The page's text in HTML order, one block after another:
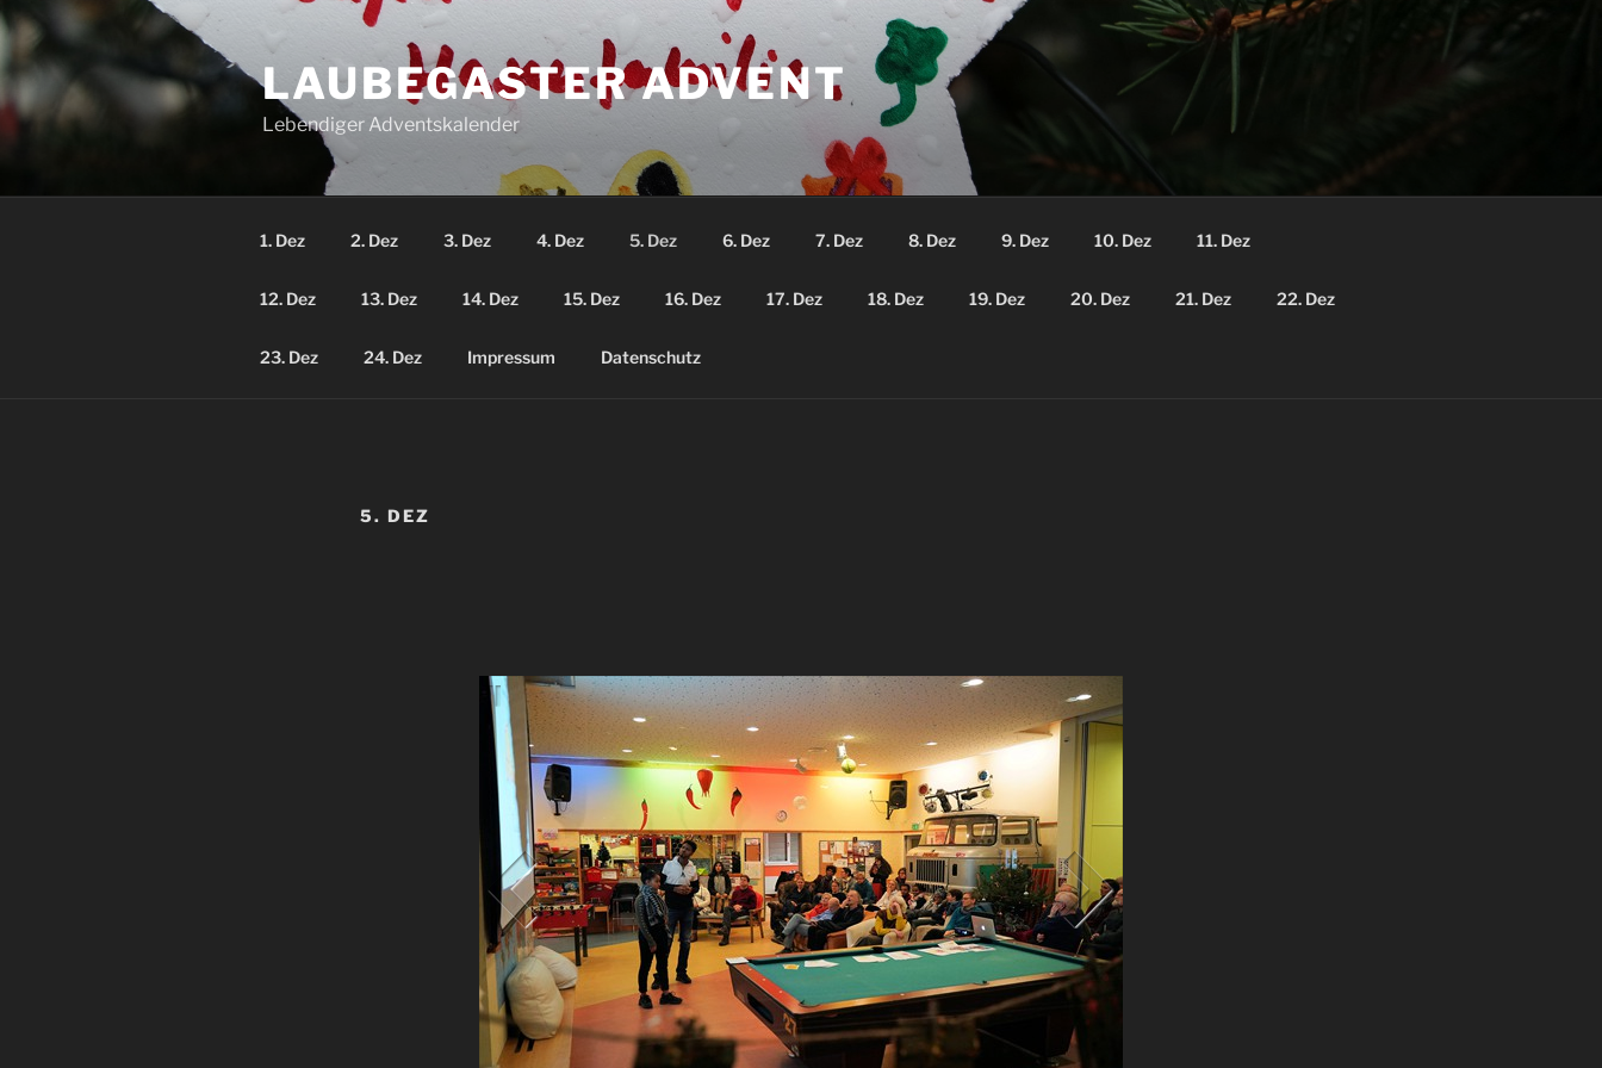
Zum
Inhalt
springen
LAUBEGASTER ADVENT
Lebendiger Adventskalender
1. Dez 2. Dez 3. Dez 4. Dez 5. Dez 6. Dez 7. Dez 8. Dez 9. Dez 10. Dez 11. Dez
12. Dez 13. Dez 14. Dez 15. Dez 16. Dez 17. Dez 18. Dez 19. Dez 20. Dez 21. Dez 22. Dez
23. Dez 24. Dez Impressum Datenschutz
5. DEZ